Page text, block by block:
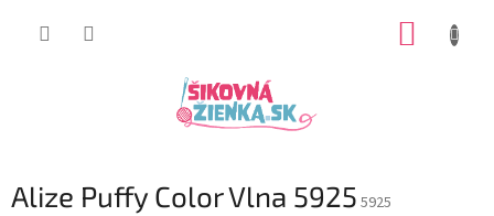
Alize Puffy Color Vlna 5925 5925